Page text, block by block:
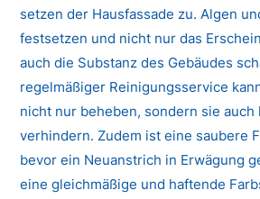
setzen der Hausfassade zu. Algen
festsetzen und nicht nur das
auch die Substanz des Gebäudes
regelmäßiger Reinigungsservice
nicht nur beheben, sondern sie auch
verhindern. Zudem ist eine saubere
bevor ein Neuanstrich in Erwägung
eine gleichmäßige und haftende